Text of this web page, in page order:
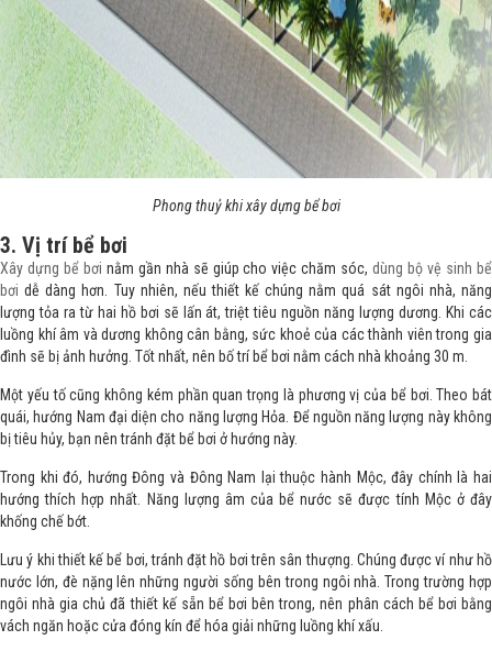
Phong thuỷ khi xây dựng bể bơi
3. Vị trí bể bơi
Xây dựng bể bơi nằm gần nhà sẽ giúp cho việc chăm sóc,dùng bộ vệ sinh bể
bơi dễ dàng hơn. Tuy nhiên, nếu thiết kế chúng nằm quá sát ngôi nhà, năng
lượng tỏa ra từ hai hồ bơi sẽ lấn át, triệt tiêu nguồn năng lượng dương. Khi các
luồng khí âm và dương không cân bằng, sức khoẻ của các thành viên trong gia
đình sẽ bị ảnh hưởng. Tốt nhất, nên bố trí bể bơi nằm cách nhà khoảng 30 m.
Một yếu tố cũng không kém phần quan trọng là phương vị của bể bơi. Theo bát
quái, hướng Nam đại diện cho năng lượng Hỏa. Để nguồn năng lượng này không
bị tiêu hủy, bạn nên tránh đặt bể bơi ở hướng này.
Trong khi đó, hướng Đông và Đông Nam lại thuộc hành Mộc, đây chính là hai
hướng thích hợp nhất. Năng lượng âm của bể nước sẽ được tính Mộc ở đây
khống chế bớt.
Lưu ý khi thiết kế bể bơi, tránh đặt hồ bơi trên sân thượng. Chúng được ví như hồ
nước lớn, đè nặng lên những người sống bên trong ngôi nhà. Trong trường hợp
ngôi nhà gia chủ đã thiết kế sẵn bể bơi bên trong, nên phân cách bể bơi bằng
vách ngăn hoặc cửa đóng kín để hóa giải những luồng khí xấu.